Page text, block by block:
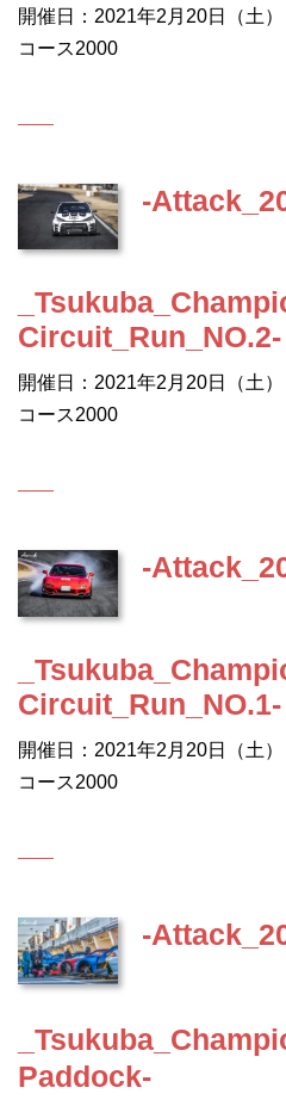
開催日：2021年2月20日（土
コース2000
-
Circuit_Run_NO.2-
開催日：2021年2月20日（土
コース2000
-
Circuit_Run_NO.1-
開催日：2021年2月20日（土
コース2000
-
Paddock-